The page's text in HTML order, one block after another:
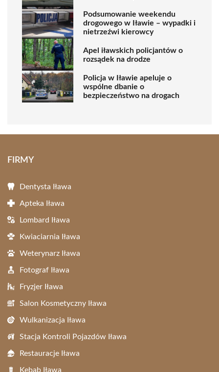
Podsumowanie weekendu
drogowego w Iławie – wypadki i
nietrzeźwi kierowcy
Apel iławskich policjantów o
rozsądek na drodze
Policja w Iławie apeluje o
wspólne dbanie o
bezpieczeństwo na drogach
FIRMY
Dentysta Iława
Apteka Iława
Lombard Iława
Kwiaciarnia Iława
Weterynarz Iława
Fotograf Iława
Fryzjer Iława
Salon Kosmetyczny Iława
Wulkanizacja Iława
Stacja Kontroli Pojazdów Iława
Restauracje Iława
Kebab Iława